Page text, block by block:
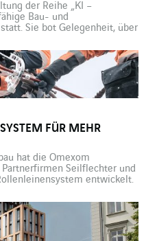
der Reihe „KI –
Bau- und
Sie bot Gelegenheit, über
die Auswirkungen auf das
Ons Jelassi,
Education, François […]
FÜR MEHR
hat die Omexom
Seilflechter und
entwickelt.
Arbeiten. Je nach Umgebung
zu überspannen, weil
werden müssen. Die
[…]